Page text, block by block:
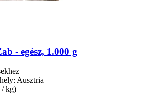
-​ egész, 1.000 g
Ausztria
/ kg)